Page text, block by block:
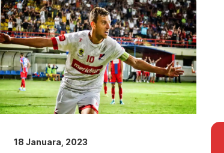
18 Januara, 2023